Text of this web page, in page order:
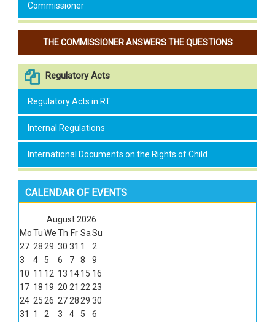
Commissioner
THE COMMISSIONER ANSWERS THE QUESTIONS
Regulatory Acts
Regulatory Acts in RT
Internal Regulations
International Documents on the Rights of Child
CALENDAR OF EVENTS
August2026
MoTuWeTh Fr SaSu
27 2829 30 31 1
2
3
4 5 6 7 8
9
10 11 12 13 1415 16
17 18 19 20 21 2223
24 2526 272829 30
31
1 2 3 4 5 6